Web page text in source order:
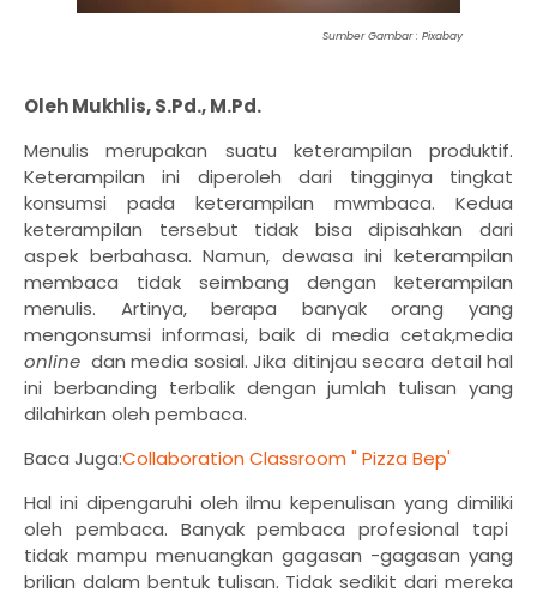
Sumber Gambar : Pixabay
Oleh Mukhlis, S.Pd., M.Pd.
Menulis merupakan suatu keterampilan produktif.
Keterampilan ini diperoleh dari tingginya tingkat
konsumsi pada keterampilan mwmbaca. Kedua
keterampilan tersebut tidak bisa dipisahkan dari
aspek berbahasa. Namun, dewasa ini keterampilan
membaca tidak seimbang dengan keterampilan
menulis. Artinya, berapa banyak orang yang
mengonsumsi informasi, baik di media cetak,media
online dan media sosial. Jika ditinjau secara detail hal
ini berbanding terbalik dengan jumlah tulisan yang
dilahirkan oleh pembaca.
Baca Juga:Collaboration Classroom " Pizza Bep'
Hal ini dipengaruhi oleh ilmu kepenulisan yang dimiliki
oleh pembaca. Banyak pembaca profesional tapi
tidak mampu menuangkan gagasan -gagasan yang
brilian dalam bentuk tulisan. Tidak sedikit dari mereka